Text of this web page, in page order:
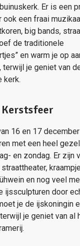
Er is een
ook een fraai
big bands,
de traditionele
en warm je op
terwijl je geniet van
kerk.
Kerstsfeer
16 en 17
met een heel
en zondag. Er zijn
en nog veel
ijssculpturen door
je de ijskoningin
je geniet van al